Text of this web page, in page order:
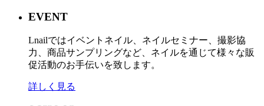
EVENT
Lnailではイベントネイル、ネイルセミナー、撮影協
力、商品サンプリングなど、ネイルを通じて様々な販
促活動のお手伝いを致します。
詳しく見る